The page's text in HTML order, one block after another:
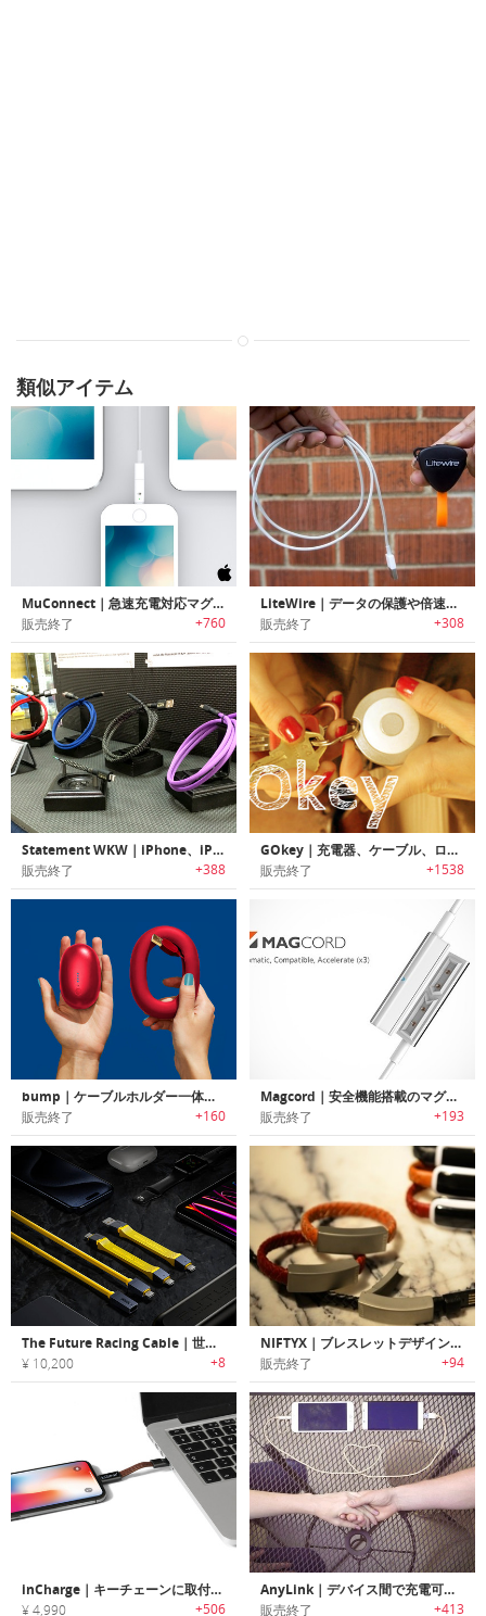
類似アイテム
MuConnect｜急速充電対応マグネット充電ケーブル「ミューコネクト」
販売終了 +760
LiteWire｜データの保護や倍速充電が可能なコンパクトケーブル「ライトワイヤー」
販売終了 +308
Statement WKW｜iPhone、iPodとiPad用の極端な充電とデータケーブル
販売終了 +388
GOkey｜充電器、ケーブル、ロケータ、メモリ、すべてキーリングに
販売終了 +1538
bump｜ケーブルホルダー一体型モバイルバッテリー「バンプ」
販売終了 +160
Magcord｜安全機能搭載のマグネットアタッチ式高速充電ケーブル「マグコード」
販売終了 +193
The Future Racing Cable｜世界初の分裂可能のUSB4ケーブル
¥ 10,200 +8
NIFTYX｜ブレスレットデザイン充電ケーブル「ニフティックス」
販売終了 +94
inCharge｜キーチェーンに取付可能なオールインワン充電ケーブル「インチャージ」
¥ 4,990 +506
AnyLink｜デバイス間で充電可能なケーブル「エニーリンク」
販売終了 +413